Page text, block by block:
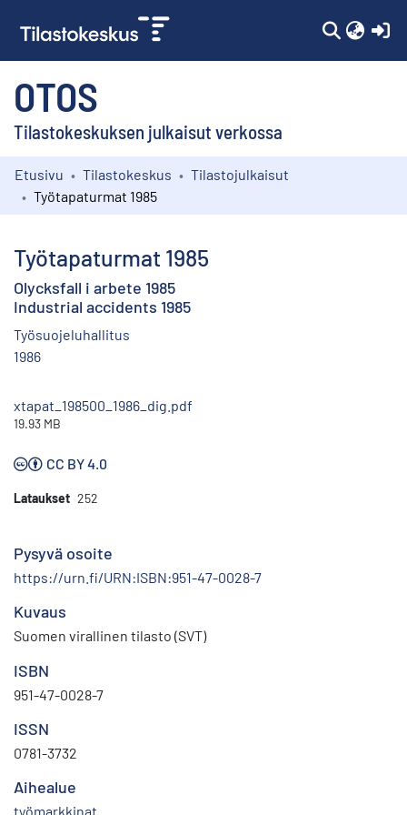
OTOS
Tilastokeskuksen julkaisut verkossa
Kokoelmat
Etusivu Tilastokeskus
Tilastojulkaisut
Työtapaturmat 1985
Työtapaturmat 1985
Olycksfall i arbete 1985
Industrial accidents 1985
Työsuojeluhallitus
1986
xtapat_198500_1986_dig.pdf
19.93 MB
CC BY 4.0
Lataukset 252
Pysyvä osoite
https://urn.fi/URN:ISBN:951-47-0028-7
Kuvaus
Suomen virallinen tilasto (SVT)
ISBN
951-47-0028-7
ISSN
0781-3732
Aihealue
työmarkkinat